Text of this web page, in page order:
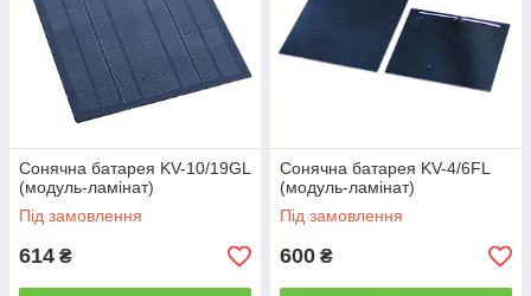
Сонячна батарея KV-10/19GL
(модуль-ламінат)
Під замовлення
614 ₴
Сонячна батарея KV-4/6FL
(модуль-ламінат)
Під замовлення
600 ₴